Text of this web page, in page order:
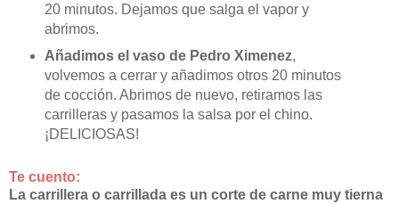
20 minutos. Dejamos que salga el vapor y
abrimos.
Añadimos el vaso de Pedro Ximenez,
volvemos a cerrar y añadimos otros 20 minutos
de cocción. Abrimos de nuevo, retiramos las
carrilleras y pasamos la salsa por el chino.
¡DELICIOSAS!
Te cuento:
La carrillera o carrillada es un corte de carne muy tierna